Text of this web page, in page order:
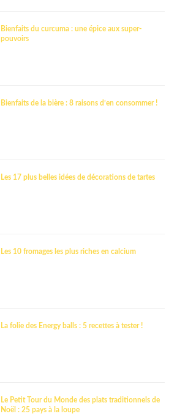
Bienfaits du curcuma : une épice aux super-
pouvoirs
Bienfaits de la bière : 8 raisons d’en consommer !
Les 17 plus belles idées de décorations de tartes
Les 10 fromages les plus riches en calcium
La folie des Energy balls : 5 recettes à tester !
Le Petit Tour du Monde des plats traditionnels de
Noël : 25 pays à la loupe